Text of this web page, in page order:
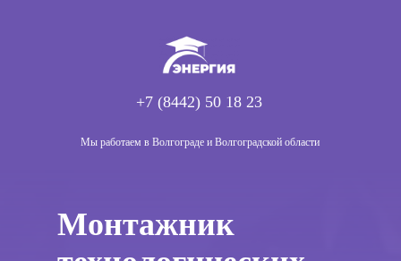
Мы работаем в Волгограде и Волгоградской области
+7 (8442) 50 18 23
Монтажник